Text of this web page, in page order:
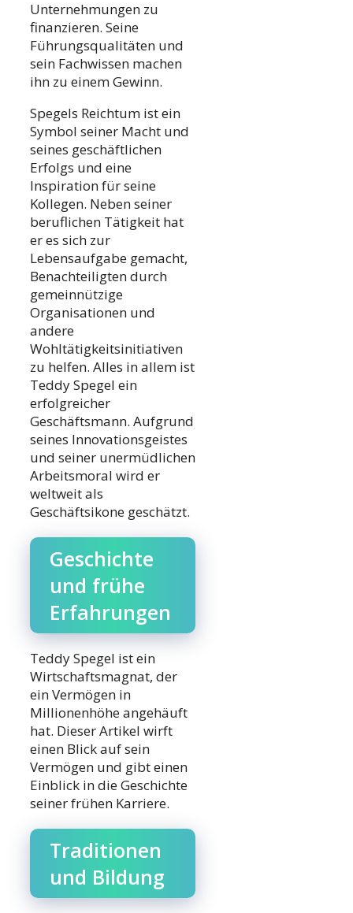
Unternehmungen zu
finanzieren. Seine
Führungsqualitäten und
sein Fachwissen machen
ihn zu einem Gewinn.
Spegels Reichtum ist ein
Symbol seiner Macht und
seines geschäftlichen
Erfolgs und eine
Inspiration für seine
Kollegen. Neben seiner
beruflichen Tätigkeit hat
er es sich zur
Lebensaufgabe gemacht,
Benachteiligten durch
gemeinnützige
Organisationen und
andere
Wohltätigkeitsinitiativen
zu helfen. Alles in allem ist
Teddy Spegel ein
erfolgreicher
Geschäftsmann. Aufgrund
seines Innovationsgeistes
und seiner unermüdlichen
Arbeitsmoral wird er
weltweit als
Geschäftsikone geschätzt.
Geschichte
und frühe
Erfahrungen
Teddy Spegel ist ein
Wirtschaftsmagnat, der
ein Vermögen in
Millionenhöhe angehäuft
hat. Dieser Artikel wirft
einen Blick auf sein
Vermögen und gibt einen
Einblick in die Geschichte
seiner frühen Karriere.
Traditionen
und Bildung